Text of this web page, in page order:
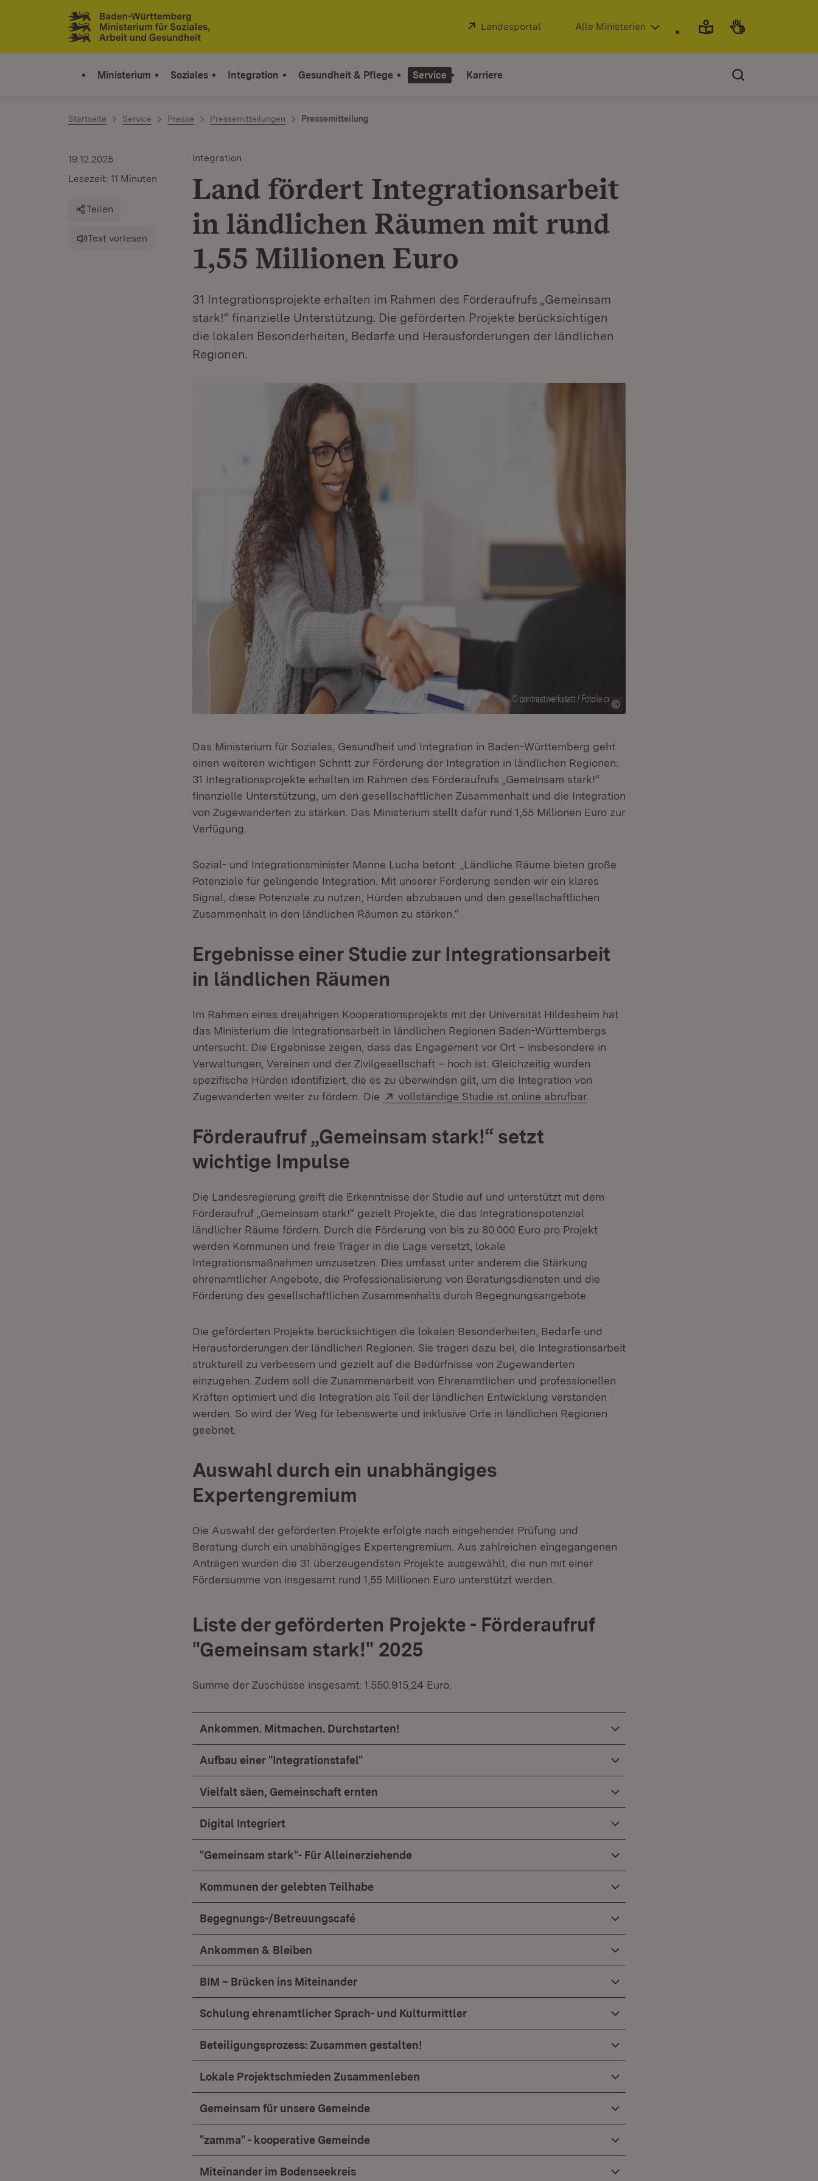
Zum Inhalt springen
Link zur Startseite
Extern:
Landesportal (Öffnet in neuem Fenster)
Alle Ministerien
Ministerium Soziales Integration Gesundheit & Pflege Service Karriere
Startseite Service Presse Pressemitteilungen Pressemitteilung
Integration
Land fördert Integrationsarbeit
in ländlichen Räumen mit rund
1,55 Millionen Euro
31 Integrationsprojekte erhalten im Rahmen des Förderaufrufs „Gemeinsam
stark!“ finanzielle Unterstützung. Die geförderten Projekte berücksichtigen
die lokalen Besonderheiten, Bedarfe und Herausforderungen der ländlichen
Regionen.
19.12.2025
Lesezeit: 11 Minuten
Teilen
Text vorlesen
Das Ministerium für Soziales, Gesundheit und Integration in Baden-Württemberg geht
einen weiteren wichtigen Schritt zur Förderung der Integration in ländlichen Regionen:
31 Integrationsprojekte erhalten im Rahmen des Förderaufrufs „Gemeinsam stark!“
finanzielle Unterstützung, um den gesellschaftlichen Zusammenhalt und die Integration
von Zugewanderten zu stärken. Das Ministerium stellt dafür rund 1,55 Millionen Euro zur
Verfügung.
Sozial- und Integrationsminister Manne Lucha betont: „Ländliche Räume bieten große
Potenziale für gelingende Integration. Mit unserer Förderung senden wir ein klares
Signal, diese Potenziale zu nutzen, Hürden abzubauen und den gesellschaftlichen
Zusammenhalt in den ländlichen Räumen zu stärken.“
Ergebnisse einer Studie zur Integrationsarbeit
in ländlichen Räumen
Im Rahmen eines dreijährigen Kooperationsprojekts mit der Universität Hildesheim hat
das Ministerium die Integrationsarbeit in ländlichen Regionen Baden-Württembergs
untersucht. Die Ergebnisse zeigen, dass das Engagement vor Ort – insbesondere in
Verwaltungen, Vereinen und der Zivilgesellschaft – hoch ist. Gleichzeitig wurden
spezifische Hürden identifiziert, die es zu überwinden gilt, um die Integration von
Zugewanderten weiter zu fördern. Die
Extern:
vollständige Studie ist online abrufbar
Förderaufruf „Gemeinsam stark!“ setzt
wichtige Impulse
Die Landesregierung greift die Erkenntnisse der Studie auf und unterstützt mit dem
Förderaufruf „Gemeinsam stark!“ gezielt Projekte, die das Integrationspotenzial
ländlicher Räume fördern. Durch die Förderung von bis zu 80.000 Euro pro Projekt
werden Kommunen und freie Träger in die Lage versetzt, lokale
Integrationsmaßnahmen umzusetzen. Dies umfasst unter anderem die Stärkung
ehrenamtlicher Angebote, die Professionalisierung von Beratungsdiensten und die
Förderung des gesellschaftlichen Zusammenhalts durch Begegnungsangebote.
Die geförderten Projekte berücksichtigen die lokalen Besonderheiten, Bedarfe und
Herausforderungen der ländlichen Regionen. Sie tragen dazu bei, die Integrationsarbeit
strukturell zu verbessern und gezielt auf die Bedürfnisse von Zugewanderten
einzugehen. Zudem soll die Zusammenarbeit von Ehrenamtlichen und professionellen
Kräften optimiert und die Integration als Teil der ländlichen Entwicklung verstanden
werden. So wird der Weg für lebenswerte und inklusive Orte in ländlichen Regionen
geebnet.
Auswahl durch ein unabhängiges
Expertengremium
Die Auswahl der geförderten Projekte erfolgte nach eingehender Prüfung und
Beratung durch ein unabhängiges Expertengremium. Aus zahlreichen eingegangenen
Anträgen wurden die 31 überzeugendsten Projekte ausgewählt, die nun mit einer
Fördersumme von insgesamt rund 1,55 Millionen Euro unterstützt werden.
Liste der geförderten Projekte - Förderaufruf
"Gemeinsam stark!" 2025
Summe der Zuschüsse insgesamt: 1.550.915,24 Euro.
Ankommen. Mitmachen. Durchstarten!
Aufbau einer "Integrationstafel"
Vielfalt säen, Gemeinschaft ernten
Digital Integriert
"Gemeinsam stark"- Für Alleinerziehende
Kommunen der gelebten Teilhabe
Begegnungs-/Betreuungscafé
Ankommen & Bleiben
BIM – Brücken ins Miteinander
Schulung ehrenamtlicher Sprach- und Kulturmittler
Beteiligungsprozess: Zusammen gestalten!
Lokale Projektschmieden Zusammenleben
Gemeinsam für unsere Gemeinde
"zamma" - kooperative Gemeinde
Miteinander im Bodenseekreis